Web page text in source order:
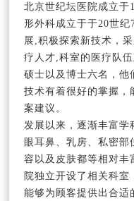
北京世纪坛医院成立于
形外科成立于于20世
展,积极探索新技术，
疗人才,科室的医疗队
硕士以及博士六名，他
技术有着很好的掌握，
案建议。
发展以来，逐渐丰富学
眼耳鼻、乳房、私密
容以及皮肤都等相对丰
院独立开设了相关科室
能够为顾客提供出合适